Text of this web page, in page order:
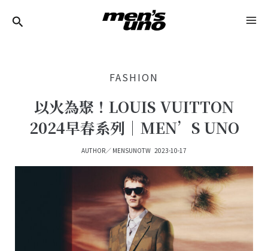
FASHION
以火為聚！LOUIS VUITTON
2024早春系列｜MEN’S UNO
AUTHOR／ MENSUNOTW 2023-10-17
Navigation